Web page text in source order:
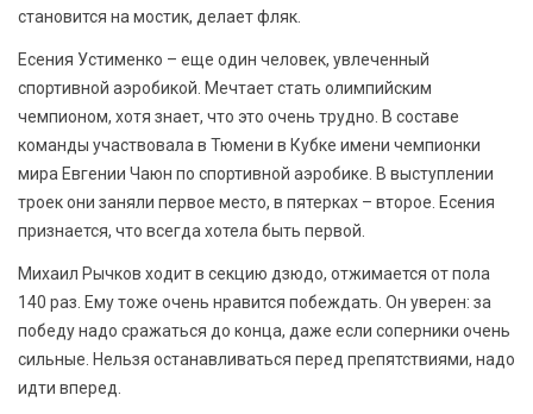
становится на мостик, делает фляк.
Есения Устименко – еще один человек, увлеченный
спортивной аэробикой. Мечтает стать олимпийским
чемпионом, хотя знает, что это очень трудно. В составе
команды участвовала в Тюмени в Кубке имени чемпионки
мира Евгении Чаюн по спортивной аэробике. В выступлении
троек они заняли первое место, в пятерках – второе. Есения
признается, что всегда хотела быть первой.
Михаил Рычков ходит в секцию дзюдо, отжимается от пола
140 раз. Ему тоже очень нравится побеждать. Он уверен: за
победу надо сражаться до конца, даже если соперники очень
сильные. Нельзя останавливаться перед препятствиями, надо
идти вперед.